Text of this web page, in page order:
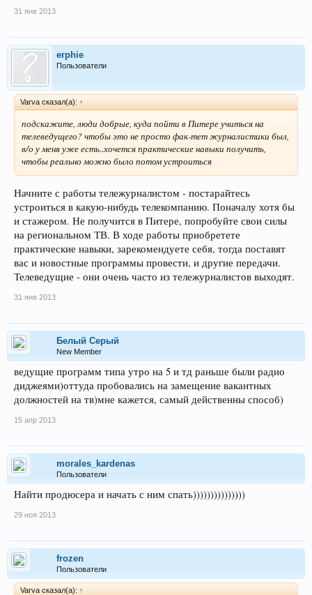
31 янв 2013
erphie
Пользователи
Varva сказал(а): ↑
подскажите, люди добрые, куда пойти в Питере учиться на
телеведущего? чтобы это не просто фак-тет журналистики был,
в/о у меня уже есть..хочется практические навыки получить,
чтобы реально можно было потом устроиться
Начните с работы тележурналистом - постарайтесь
устроиться в какую-нибудь телекомпанию. Поначалу хотя бы
и стажером. Не получится в Питере, попробуйте свои силы
на региональном ТВ. В ходе работы приобретете
практические навыки, зарекомендуете себя, тогда поставят
вас и новостные программы провести, и другие передачи.
Телеведущие - они очень часто из тележурналистов выходят.
31 янв 2013
Белый Серый
New Member
ведущие программ типа утро на 5 и тд раньше были радио
диджеями)оттуда пробовались на замещение вакантных
должностей на тв)мне кажется, самый действенны способ)
15 апр 2013
morales_kardenas
Пользователи
Найти продюсера и начать с ним спать)))))))))))))))
29 ноя 2013
frozen
Пользователи
Varva сказал(а): ↑